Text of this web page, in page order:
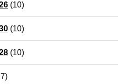
(10)
(10)
(10)